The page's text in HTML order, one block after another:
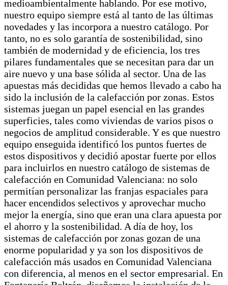
medioambientalmente hablando. Por ese motivo,
nuestro equipo siempre está al tanto de las últimas
novedades y las incorpora a nuestro catálogo. Por
tanto, no es solo garantía de sostenibilidad, sino
también de modernidad y de eficiencia, los tres
pilares fundamentales que se necesitan para dar un
aire nuevo y una base sólida al sector. Una de las
apuestas más decididas que hemos llevado a cabo ha
sido la inclusión de la calefacción por zonas. Estos
sistemas juegan un papel esencial en las grandes
superficies, tales como viviendas de varios pisos o
negocios de amplitud considerable. Y es que nuestro
equipo enseguida identificó los puntos fuertes de
estos dispositivos y decidió apostar fuerte por ellos
para incluirlos en nuestro catálogo de sistemas de
calefacción en Comunidad Valenciana: no solo
permitían personalizar las franjas espaciales para
hacer encendidos selectivos y aprovechar mucho
mejor la energía, sino que eran una clara apuesta por
el ahorro y la sostenibilidad. A día de hoy, los
sistemas de calefacción por zonas gozan de una
enorme popularidad y ya son los dispositivos de
calefacción más usados en Comunidad Valenciana
con diferencia, al menos en el sector empresarial. En